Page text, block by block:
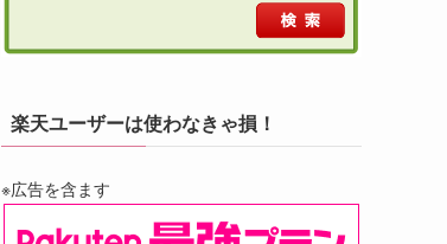
楽天ユーザーは使わなきゃ損！
※広告を含ます